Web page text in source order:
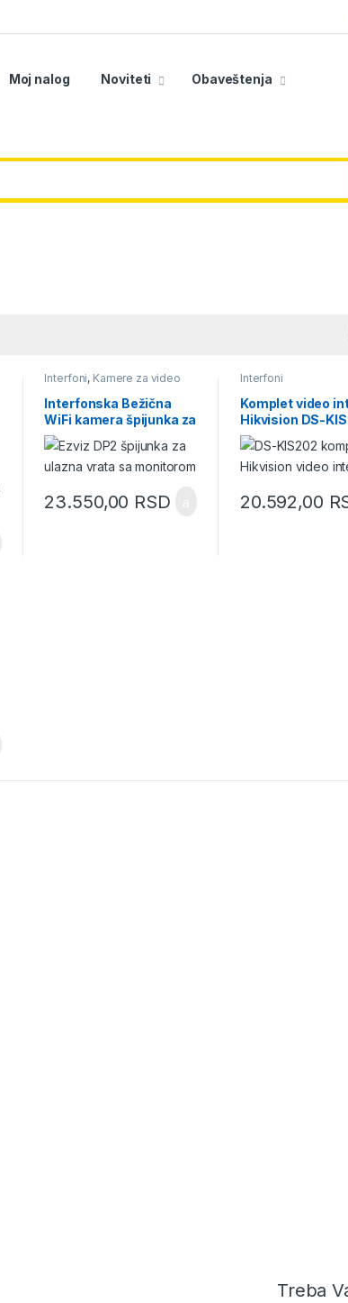
Moj nalog Noviteti Obaveštenja
Interfoni, Kamere za video
Interfonska Bežična
WiFi kamera špijunka za
ulazna vrata DP2 Ezviz
23.550,00 RSD
Interfoni
Komplet video
Hikvision DS-
20.592,00
Treba